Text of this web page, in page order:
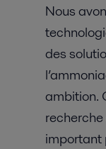
Nous
des
ambition.
important